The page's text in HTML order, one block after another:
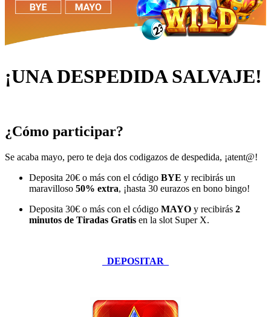
¡UNA DESPEDIDA SALVAJE!
¿Cómo participar?
Se acaba mayo, pero te deja dos codigazos de despedida, ¡atent@!
Deposita 20€ o más con el código BYE y recibirás un
maravilloso 50% extra, ¡hasta 30 eurazos en bono bingo!
Deposita 30€ o más con el código MAYO y recibirás 2
minutos de Tiradas Gratis en la slot Super X.
DEPOSITAR